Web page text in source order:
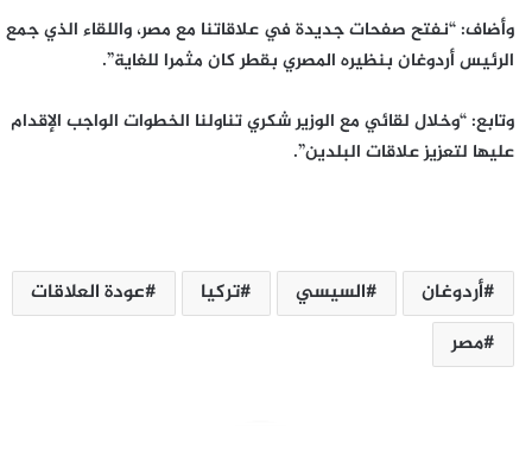
وأضاف: “نفتح صفحات جديدة في علاقاتنا مع مصر، واللقاء الذي جمع
الرئيس أردوغان بنظيره المصري بقطر كان مثمرا للغاية”.
وتابع: “وخلال لقائي مع الوزير شكري تناولنا الخطوات الواجب الإقدام
عليها لتعزيز علاقات البلدين”.
أردوغان السيسي تركيا
عودة العلاقات
مصر